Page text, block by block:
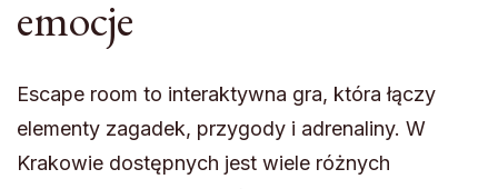
emocje
Escape room to interaktywna gra, która łączy
elementy zagadek, przygody i adrenaliny. W
Krakowie dostępnych jest wiele różnych